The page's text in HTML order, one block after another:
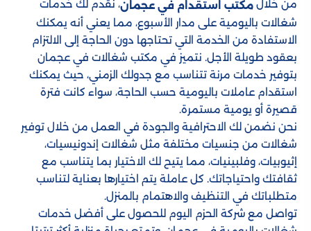
من خلال مكتب استقدام في عجمان، نقدم لك خدمات
شغالات باليومية على مدار الأسبوع، مما يعني أنه يمكنك
الاستفادة من الخدمة التي تحتاجها دون الحاجة إلى الالتزام
بعقود طويلة الأجل. نتميز في مكتب شغالات في عجمان
بتوفير خدمات مرنة تتناسب مع جدولك الزمني، حيث يمكنك
استقدام عاملات باليومية حسب الحاجة، سواء كانت فترة
قصيرة أو يومية مستمرة.
نحن نضمن لك الاحترافية والجودة في العمل من خلال توفير
شغالات من جنسيات مختلفة مثل شغالات إندونيسيات،
إثيوبيات، وفلبينيات، مما يتيح لك الاختيار بما يتناسب مع
ثقافتك واحتياجاتك. كل عاملة يتم اختيارها بعناية لتناسب
متطلباتك في التنظيف والاهتمام بالمنزل.
تواصل مع شركة الحزم اليوم للحصول على أفضل خدمات